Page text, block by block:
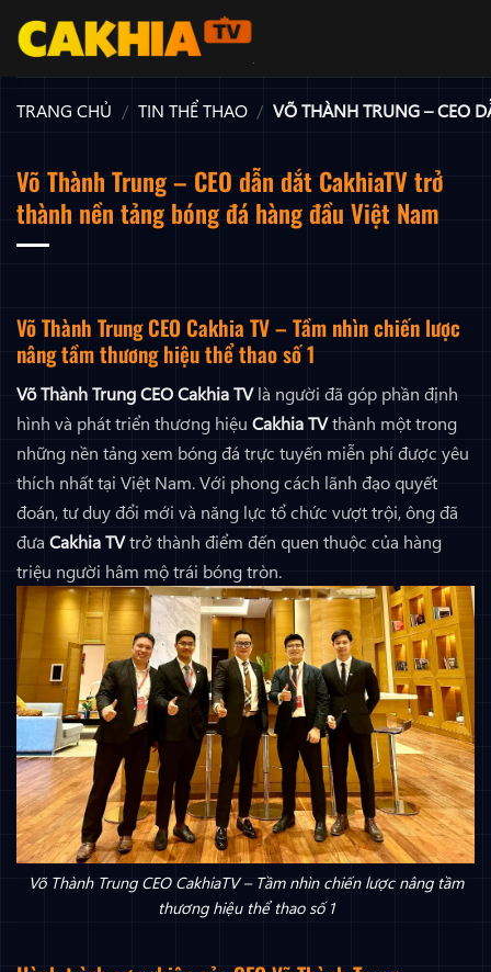
qua
TRANG CHỦ / TIN THỂ THAO / VÕ THÀNH TRUNG – CEO
Võ Thành Trung – CEO dẫn dắt CakhiaTV trở
thành nền tảng bóng đá hàng đầu Việt Nam
Võ Thành Trung CEO Cakhia TV – Tầm nhìn chiến lược
nâng tầm thương hiệu thể thao số 1
Võ Thành Trung CEO Cakhia TVlà người đã góp phần định
hình và phát triển thương hiệu Cakhia TVthành một trong
những nền tảng xem bóng đá trực tuyến miễn phí được yêu
thích nhất tại Việt Nam. Với phong cách lãnh đạo quyết
đoán, tư duy đổi mới và năng lực tổ chức vượt trội, ông đã
đưa Cakhia TVtrở thành điểm đến quen thuộc của hàng
triệu người hâm mộ trái bóng tròn.
Võ Thành Trung CEO CakhiaTV – Tầm nhìn chiến lược nâng tầm
thương hiệu thể thao số 1